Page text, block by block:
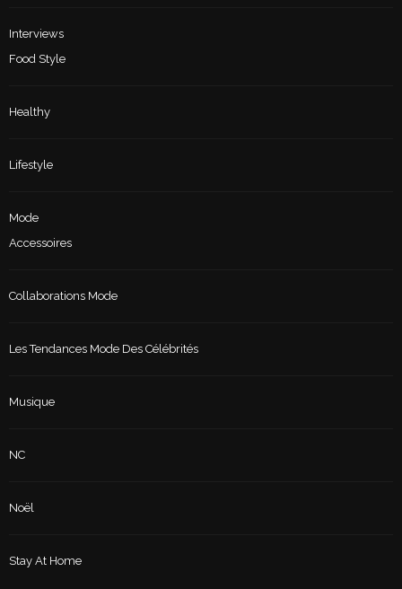
Interviews
Food Style
Healthy
Lifestyle
Mode
Accessoires
Collaborations Mode
Les Tendances Mode Des Célébrités
Musique
NC
Noël
Stay At Home